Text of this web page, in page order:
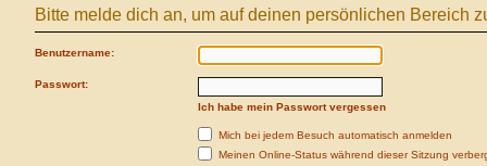
Bitte melde dich an, um auf deinen persönlichen Bereich
Benutzername:
Passwort:
Ich habe mein Passwort vergessen
Mich bei jedem Besuch automatisch anmelden
Meinen Online-Status während dieser Sitzung